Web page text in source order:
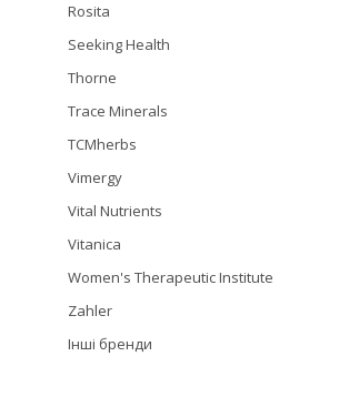
Rosita
Seeking Health
Thorne
Trace Minerals
TCMherbs
Vimergy
Vital Nutrients
Vitanica
Women's Therapeutic Institute
Zahler
Інші бренди